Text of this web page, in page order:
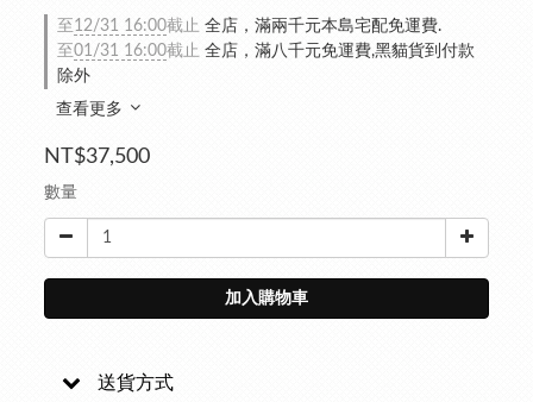
至 12/31 16:00截止 全店，滿兩千元本島宅配免運費.
至01/31 16:00截止 全店，滿八千元免運費,黑貓貨到付款
除外
查看更多
NT$37,500
數量
加入購物車
送貨方式